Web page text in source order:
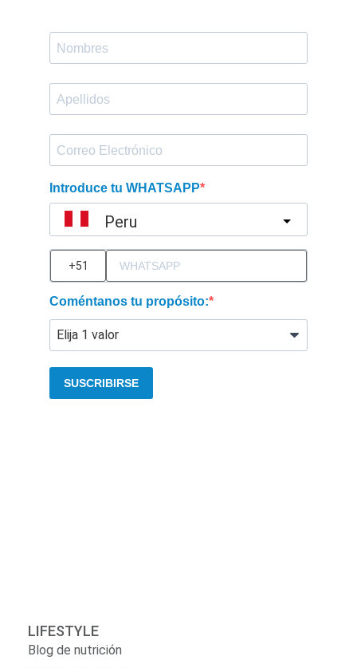
Introduce tu WHATSAPP
Peru
Coméntanos tu propósito:
SUSCRIBIRSE
LIFESTYLE
Blog de nutrición